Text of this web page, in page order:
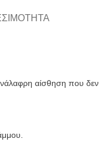
αίσθηση που δεν